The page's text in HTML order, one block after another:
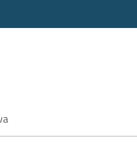
ricerca